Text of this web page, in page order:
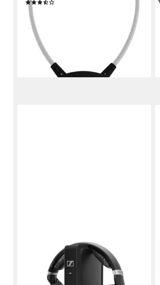
ab 79,00 €
-25%
lieferbar - in 2-3 Werktagen bei dir
SENNHEISER
RS 195-U Funk-Kopfhörer
wireless Verbindung
max. Laufzeit